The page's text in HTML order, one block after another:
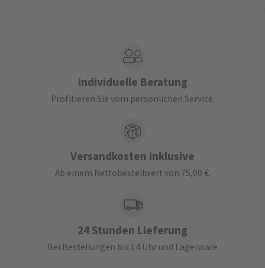
Individuelle Beratung
Profitieren Sie vom persönlichen Service.
Versandkosten inklusive
Ab einem Nettobestellwert von 75,00 €.
24 Stunden Lieferung
Bei Bestellungen bis 14 Uhr und Lagerware